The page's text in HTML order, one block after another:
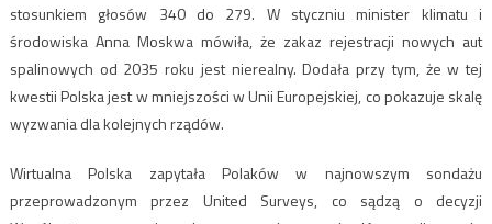
stosunkiem głosów 340 do 279. W styczniu minister klimatu i
środowiska Anna Moskwa mówiła, że zakaz rejestracji nowych aut
spalinowych od 2035 roku jest nierealny. Dodała przy tym, że w tej
kwestii Polska jest w mniejszości w Unii Europejskiej, co pokazuje skalę
wyzwania dla kolejnych rządów.
Wirtualna Polska zapytała Polaków w najnowszym sondażu
przeprowadzonym przez United Surveys, co sądzą o decyzji